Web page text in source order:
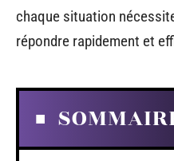
chaque situation
répondre rapidement et